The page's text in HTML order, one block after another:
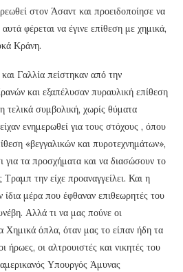
στον Άσαντ και προειδοποίησε να
φέρεται να έγινε επίθεση με χημικά,
Κράνη.
Γαλλία πείστηκαν από την
και εξαπέλυσαν πυραυλική επίθεση
τελικά συμβολική, χωρίς θύματα
ενημερωθεί για τους στόχους , όπου
«βεγγαλικών και πυροτεχνημάτων»,
για τα προσχήματα και να διασώσουν το
την είχε προαναγγείλει. Και η
ίδια μέρα που έφθαναν επιθεωρητές του
Αλλά τι να μας πούνε οι
Χημικά όπλα, όταν μας το είπαν ήδη τα
ήρωες, οι αλτρουιστές και νικητές του
Υπουργός Άμυνας